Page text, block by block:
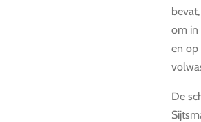
om in
en op
De